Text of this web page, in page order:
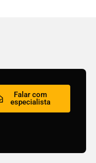
Falar com
especialista